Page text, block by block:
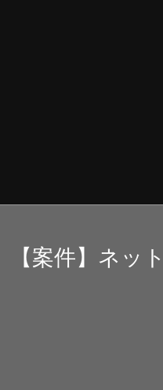
【案件】ネッ